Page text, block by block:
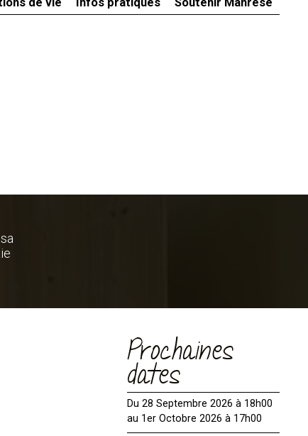
Prochaines
dates
Du 28 Septembre 2026 à 18h00
au 1er Octobre 2026 à 17h00